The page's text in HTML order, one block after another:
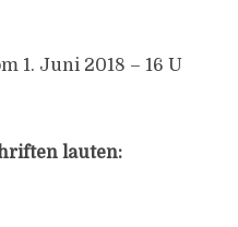
1. Juni 2018 – 16 U
lauten: